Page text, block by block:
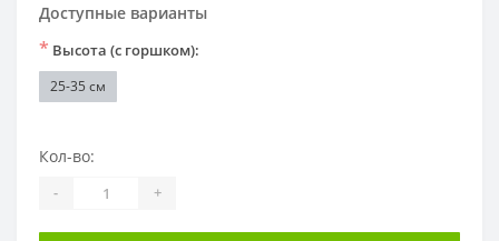
Доступные варианты
* Высота (с горшком):
25-35 см
Кол-во:
- +